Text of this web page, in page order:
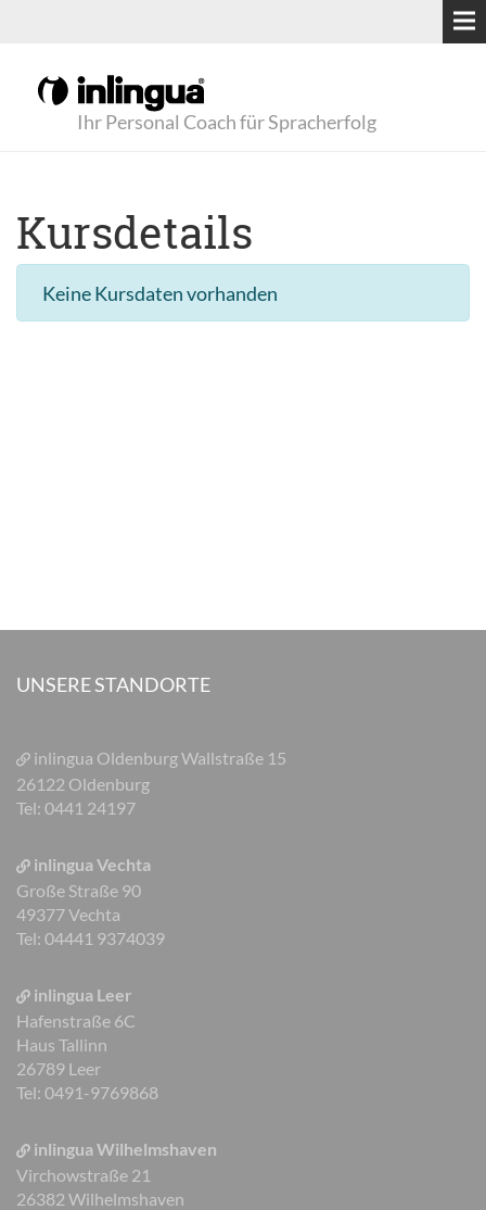
Ihr Personal Coach für Spracherfolg
Kursdetails
Keine Kursdaten vorhanden
UNSERE STANDORTE
inlingua OldenburgWallstraße 15
26122 Oldenburg
Tel: 0441 24197
inlingua Vechta
Große Straße 90
49377 Vechta
Tel: 04441 9374039
inlingua Leer
Hafenstraße 6C
Haus Tallinn
26789 Leer
Tel: 0491-9769868
inlingua Wilhelmshaven
Virchowstraße 21
26382 Wilhelmshaven